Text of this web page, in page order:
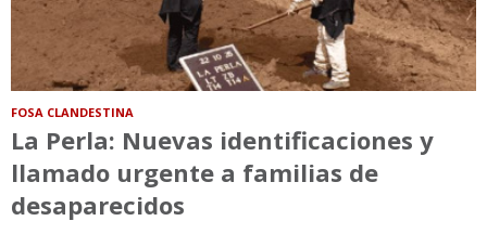
FOSA CLANDESTINA
La Perla: Nuevas identificaciones y
llamado urgente a familias de
desaparecidos